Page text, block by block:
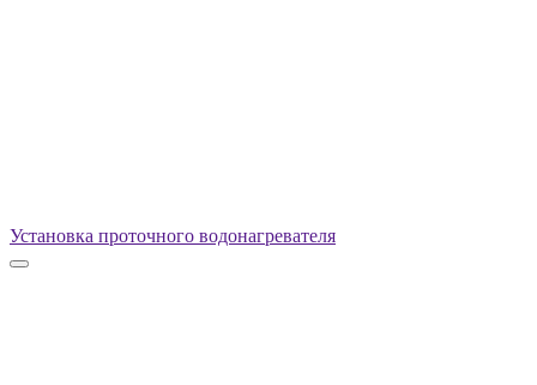
Установка проточного водонагревателя